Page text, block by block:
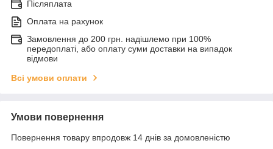
Післяплата
Оплата на рахунок
Замовлення до 200 грн. надішлемо при 100%
передоплаті, або оплату суми доставки на випадок
відмови
Всі умови оплати
Умови повернення
Повернення товару впродовж 14 днів за домовленістю